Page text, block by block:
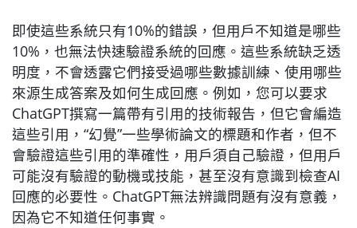
即使這些系統只有10%的錯誤，但用戶不知道是哪些
10%，也無法快速驗證系統的回應。這些系統缺乏透
明度，不會透露它們接受過哪些數據訓練、使用哪些
來源生成答案及如何生成回應。例如，您可以要求
ChatGPT撰寫一篇帶有引用的技術報告，但它會編造
這些引用，“幻覺”一些學術論文的標題和作者，但不
會驗證這些引用的準確性，用戶須自己驗證，但用戶
可能沒有驗證的動機或技能，甚至沒有意識到檢查AI
回應的必要性。ChatGPT無法辨識問題有沒有意義，
因為它不知道任何事實。